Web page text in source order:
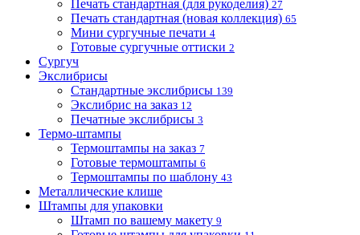
Печать стандартная (для рукоделия) 27
Печать стандартная (новая коллекция) 65
Мини сургучные печати 4
Готовые сургучные оттиски 2
Сургуч
Экслибрисы
Стандартные экслибрисы 139
Экслибрис на заказ 12
Печатные экслибрисы 3
Термо-штампы
Термоштампы на заказ 7
Готовые термоштампы 6
Термоштампы по шаблону 43
Металлические клише
Штампы для упаковки
Штамп по вашему макету 9